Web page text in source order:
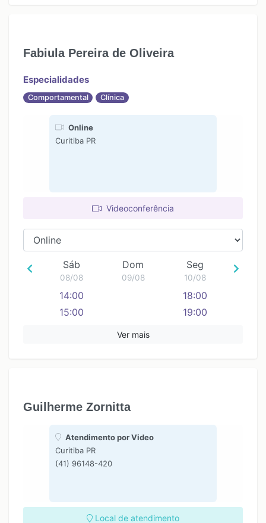
19:00
Fabiula Pereira de Oliveira
Especialidades
Comportamental Clínica
Online
Curitiba PR
Videoconferência
Sáb
08/08
14:00
15:00
Dom
09/08
Seg
10/08
18:00
19:00
Ver mais
Guilherme Zornitta
Atendimento por Video
Curitiba PR
(41) 96148-420
Local de atendimento